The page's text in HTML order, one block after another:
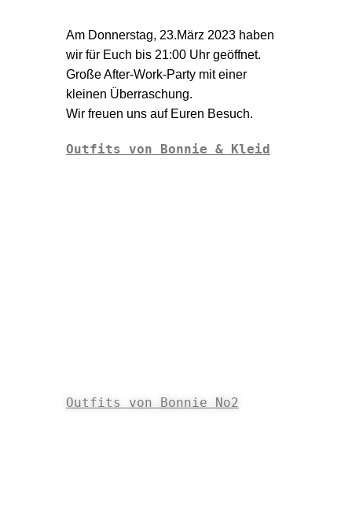
Am Donnerstag, 23.März 2023 haben
wir für Euch bis 21:00 Uhr geöffnet.
Große After-Work-Party mit einer
kleinen Überraschung.
Wir freuen uns auf Euren Besuch.
Outfits von Bonnie & Kleid
Outfits von Bonnie No2